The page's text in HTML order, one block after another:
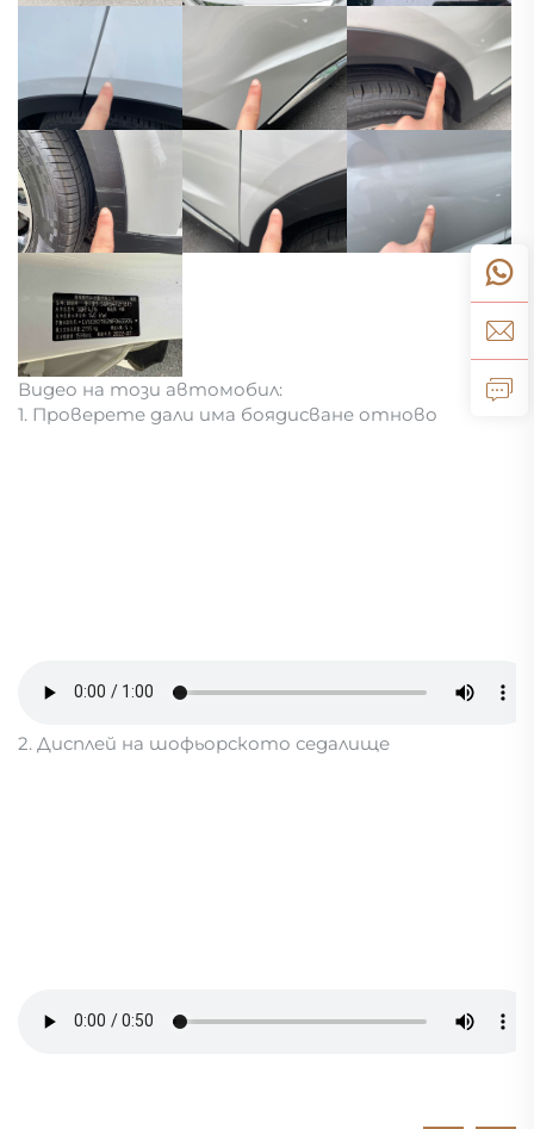
Видео на този автомобил:
1. Проверете дали има боядисване отново
2. Дисплей на шофьорското седалище